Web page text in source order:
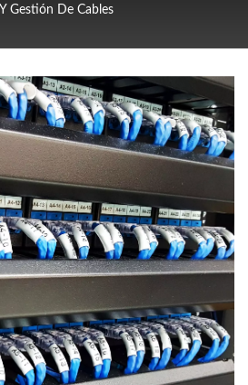
de servidores y una excelente
Gestión De Cables